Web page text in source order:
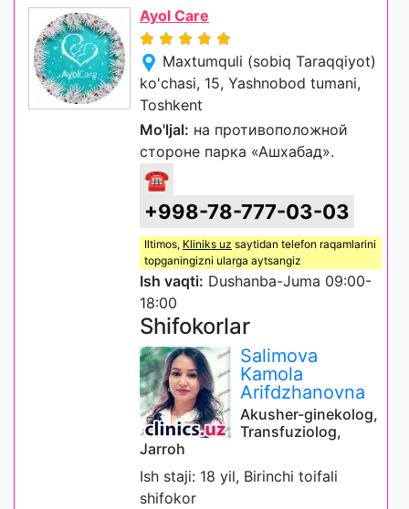
Ayol Care
Maxtumquli (sobiq Taraqqiyot)
ko'chasi, 15, Yashnobod tumani,
Toshkent
Mo'ljal: на противоположной
стороне парка «Ашхабад».
☎
+998-78-777-03-03
Iltimos, Kliniks uz saytidan telefon raqamlarini
topganingizni ularga aytsangiz
Ish vaqti: Dushanba-Juma 09:00-
18:00
Shifokorlar
Salimova
Kamola
Arifdzhanovna
Akusher-ginekolog,
Transfuziolog,
Jarroh
Ish staji: 18 yil, Birinchi toifali
shifokor